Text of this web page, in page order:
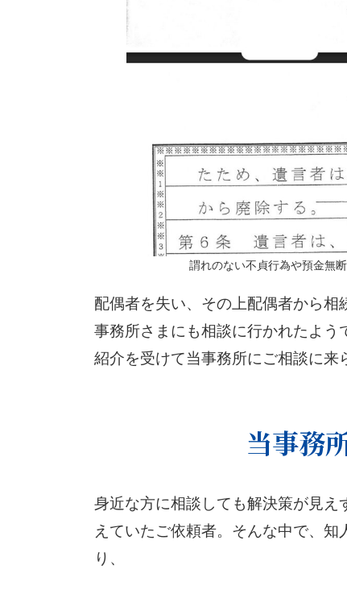
謂れのない不貞行為や預金無
配偶者を失い、その上配偶者から
事務所さまにも相談に行かれたよ
紹介を受けて当事務所にご相談に来
当事務
身近な方に相談しても解決策が見
えていたご依頼者。そんな中で、
り、